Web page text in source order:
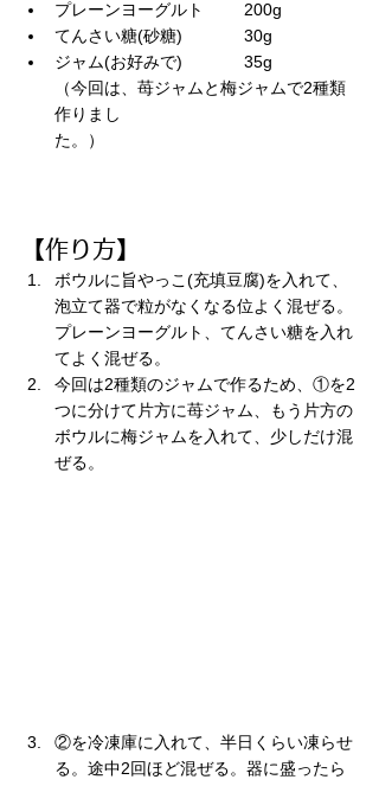
プレーンヨーグルト	200g
てんさい糖(砂糖)		30g
ジャム(お好みで)		35g
（今回は、苺ジャムと梅ジャムで2種類
作りまし
た。）
【作り方】
ボウルに旨やっこ(充填豆腐)を入れて、
泡立て器で粒がなくなる位よく混ぜる。
プレーンヨーグルト、てんさい糖を入れ
てよく混ぜる。
今回は2種類のジャムで作るため、①を2
つに分けて片方に苺ジャム、もう片方の
ボウルに梅ジャムを入れて、少しだけ混
ぜる。
②を冷凍庫に入れて、半日くらい凍らせ
る。途中2回ほど混ぜる。器に盛ったら